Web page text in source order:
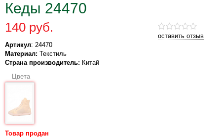
Кеды 24470
оставить отзыв
140 руб.
Артикул: 24470
Материал: Текстиль
Страна производитель: Китай
Цвета
Товар продан